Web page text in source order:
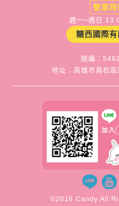
營業時
週一~週日
糖西國際有
統編：
地址：高雄市鳥松
©2016 Candy All